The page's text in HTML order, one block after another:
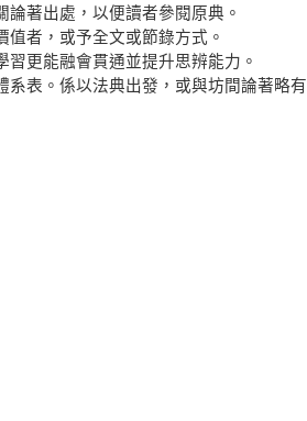
著出處，以便讀者參閱原典。
者，或予全文或節錄方式。
更能融會貫通並提升思辨能力。
表。係以法典出發，或與坊間論著略有